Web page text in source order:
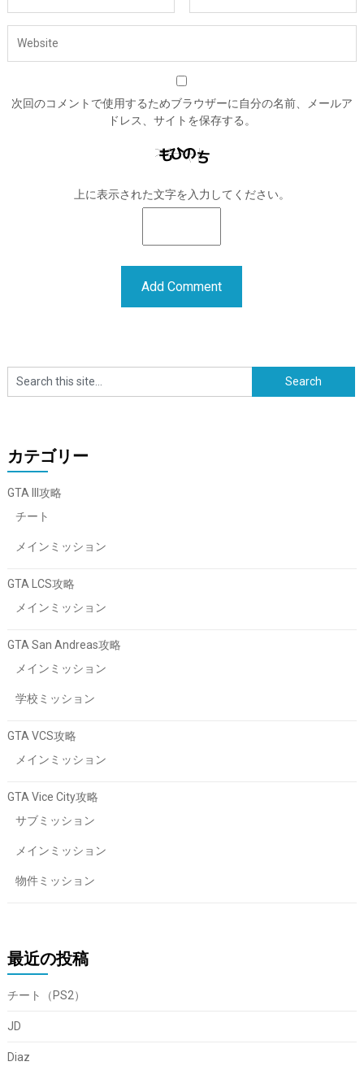
次回のコメントで使用するためブラウザーに自分の名前、メールア
ドレス、サイトを保存する。
上に表示された文字を入力してください。
カテゴリー
GTA III攻略
チート
メインミッション
GTA LCS攻略
メインミッション
GTA San Andreas攻略
メインミッション
学校ミッション
GTA VCS攻略
メインミッション
GTA Vice City攻略
サブミッション
メインミッション
物件ミッション
最近の投稿
チート（PS2）
JD
Diaz